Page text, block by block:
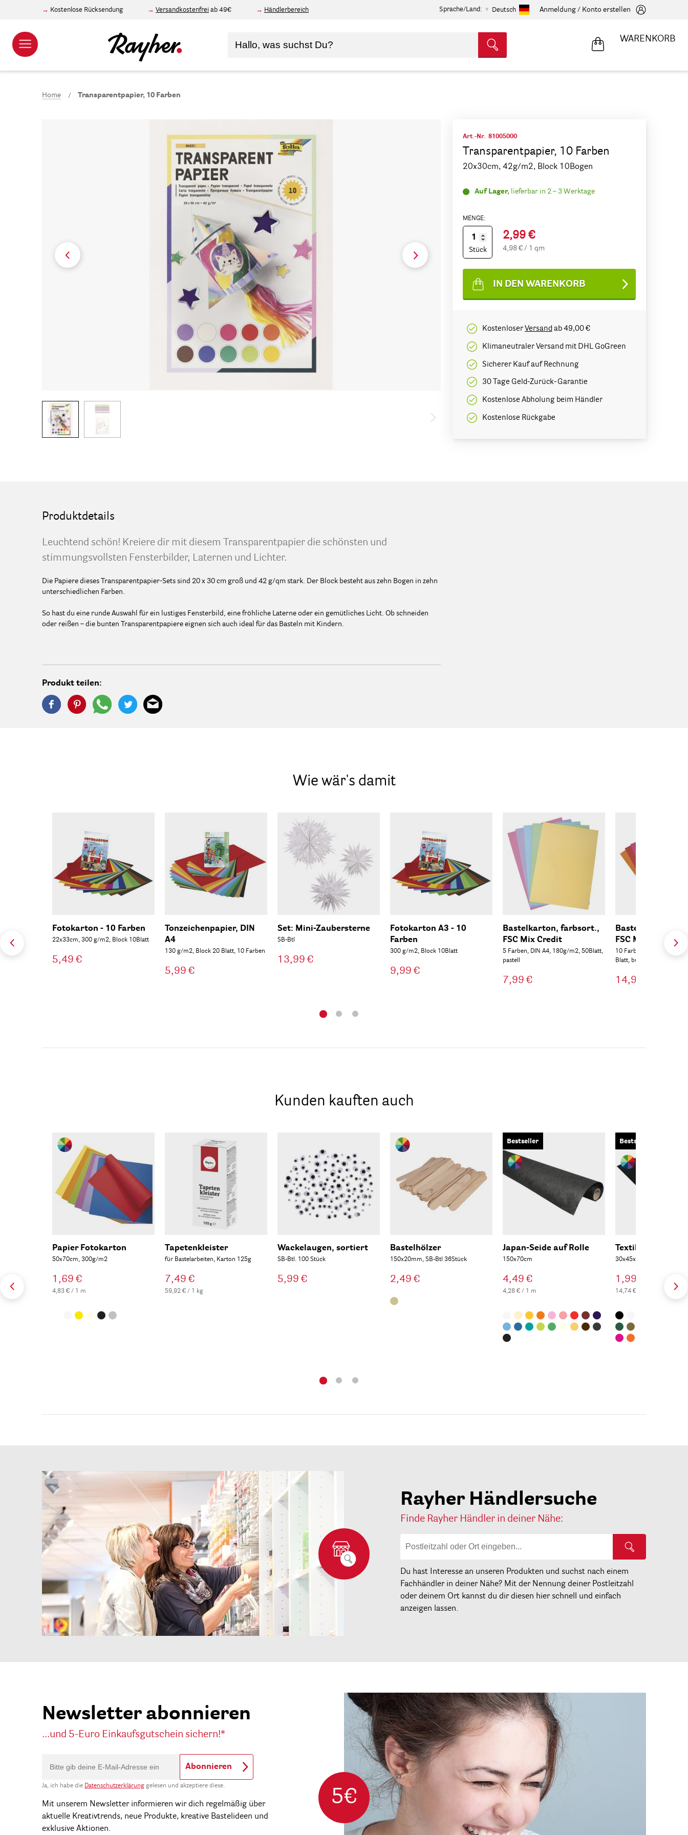
Kostenlose Rücksendung Versandkostenfrei ab 49€ Händlerbereich Sprache/Land: Deutsch Anmeldung / Konto erstellen
WARENKORB
Home Transparentpapier, 10 Farben
Art.-Nr. 81005000
Transparentpapier, 10 Farben
20x30cm, 42g/m2, Block 10Bogen
Auf Lager, lieferbar in 2 – 3 Werktage
IN DEN WARENKORB
MENGE:
Stück
2,99 €
4,98 € / 1 qm
KostenloserVersand ab 49,00 €
Klimaneutraler Versand mit DHL GoGreen
Sicherer Kauf auf Rechnung
30 Tage Geld-Zurück-Garantie
Kostenlose Abholung beim Händler
Kostenlose Rückgabe
Produktdetails
Leuchtend schön! Kreiere dir mit diesem Transparentpapier die schönsten und
stimmungsvollsten Fensterbilder, Laternen und Lichter.
Die Papiere dieses Transparentpapier-Sets sind 20 x 30 cm groß und 42 g/qm stark. Der Block besteht aus zehn Bogen in zehn
unterschiedlichen Farben.
So hast du eine runde Auswahl für ein lustiges Fensterbild, eine fröhliche Laterne oder ein gemütliches Licht. Ob schneiden
oder reißen – die bunten Transparentpapiere eignen sich auch ideal für das Basteln mit Kindern.
Produkt teilen:
Wie wär's damit
Fotokarton - 10 Farben
22x33cm, 300 g/m2, Block 10Blatt
5,49 €
Tonzeichenpapier, DIN
A4
130 g/m2, Block 20 Blatt, 10 Farben
5,99 €
Set: Mini-Zaubersterne
SB-Btl
13,99 €
Fotokarton A3 - 10
Farben
300 g/m2, Block 10Blatt
9,99 €
Bastelkarton, farbsort.,
FSC Mix Credit
5 Farben, DIN A4, 180g/m2, 50Blatt,
pastell
7,99 €
Bastelkarton,
FSC Mix Credit
10 Farben, DIN A4. 180
Blatt, bunt
14,99 €
Kunden kauften auch
Papier Fotokarton
50x70cm, 300g/m2
1,69 €
4,83 € / 1 m
Tapetenkleister
für Bastelarbeiten, Karton 125g
7,49 €
59,92 € / 1 kg
Wackelaugen, sortiert
SB-Btl. 100 Stück
5,99 €
Bastelhölzer
150x20mm, SB-Btl 36Stück
2,49 €
Bestseller
Japan-Seide auf Rolle
150x70cm
4,49 €
4,28 € / 1 m
Bestseller
Textilfilz
30x45x0,2cm
1,99 €
14,74 € / 1 m
Rayher Händlersuche
Finde Rayher Händler in deiner Nähe:
Du hast Interesse an unseren Produkten und suchst nach einem
Fachhändler in deiner Nähe? Mit der Nennung deiner Postleitzahl
oder deinem Ort kannst du dir diesen hier schnell und einfach
anzeigen lassen.
5€
Newsletter abonnieren
...und 5-Euro Einkaufsgutschein sichern!*
Abonnieren
Ja, ich habe die Datenschutzerklärung gelesen und akzeptiere diese.
Mit unserem Newsletter informieren wir dich regelmäßig über
aktuelle Kreativtrends, neue Produkte, kreative Bastelideen und
exklusive Aktionen.